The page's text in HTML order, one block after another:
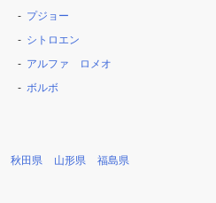
プジョー
シトロエン
アルファ ロメオ
ボルボ
秋田県 山形県 福島県